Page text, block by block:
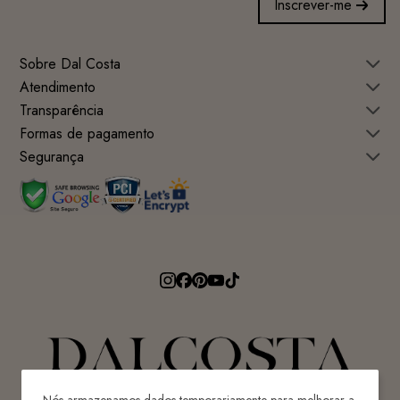
Inscrever-me
Sobre Dal Costa
Atendimento
Transparência
Formas de pagamento
Segurança